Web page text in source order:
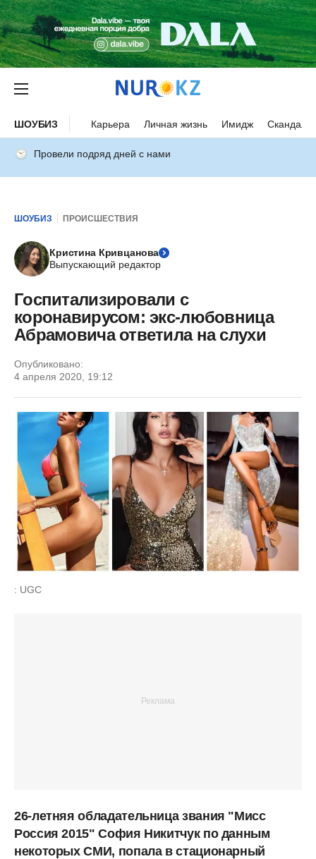
ШОУБИЗ Карьера Личная жизнь Имидж Скандалы
Провели подряд дней с нами
ШОУБИЗ ПРОИСШЕСТВИЯ
Кристина Кривцанова
Выпускающий редактор
Госпитализировали с
коронавирусом: экс-любовница
Абрамовича ответила на слухи
Опубликовано:
4 апреля 2020, 19:12
: UGC
26-летняя обладательница звания "Мисс
Россия 2015" София Никитчук по данным
некоторых СМИ, попала в стационарный